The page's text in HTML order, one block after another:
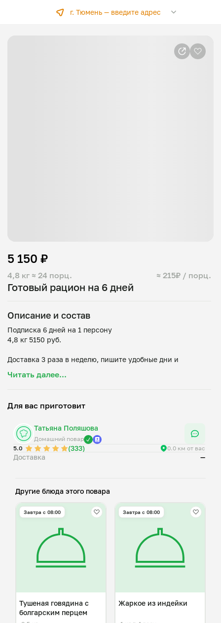
г. Тюмень — введите адрес
Готовый рацион на 6 дней
4,8 кг ≈ 24 порц. ≈ 215₽ / порц.
5 150 ₽
Описание и состав
Подписка 6 дней на 1 персону
4,8 кг 5150 руб.
Доставка 3 раза в неделю, пишите удобные дни и
- Салат на выбор 0,6 кг/4 порции (Морковка с сыром,
Читать далее...
Для вас приготовит
Татьяна Поляшова
Домашний повар
5.0
(333) 0.0 км от вас
Доставка —
Другие блюда этого повара
Завтра c 08:00
Тушеная говядина с
болгарским перцем
Завтра c 08:00
Жаркое из индейки